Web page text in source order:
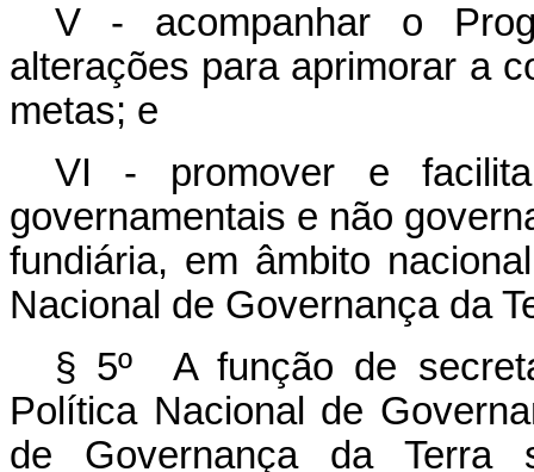
V - acompanhar o
alterações para aprimorar a
metas; e
VI - promover e
governamentais e não
fundiária, em âmbito
Nacional de Governança da
§ 5º A função de
Política Nacional de
de Governança da Terra